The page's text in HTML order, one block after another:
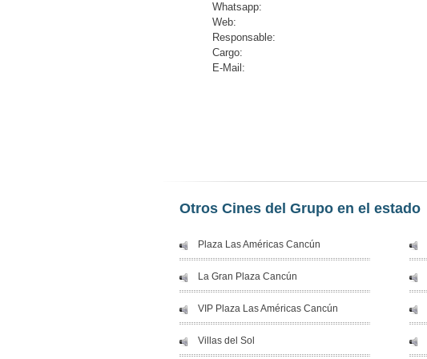
Whatsapp:
Web:
Responsable:
Cargo:
E-Mail:
Otros Cines del Grupo en el estado
Plaza Las Américas Cancún
La Gran Plaza Cancún
VIP Plaza Las Américas Cancún
Villas del Sol